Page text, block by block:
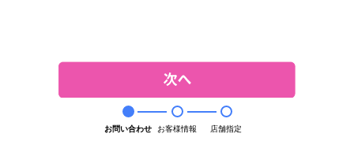
お問い合わせ お客様情報 店舗指定